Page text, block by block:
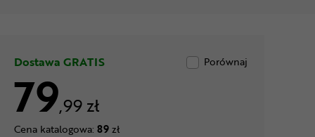
Dostawa GRATIS Porównaj
79,99 zł
Cena katalogowa: 89zł